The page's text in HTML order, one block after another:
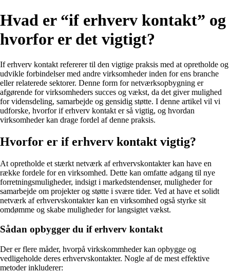
Hvad er “if erhverv kontakt” og
hvorfor er det vigtigt?
If erhverv kontakt refererer til den vigtige praksis med at opretholde og
udvikle forbindelser med andre virksomheder inden for ens branche
eller relaterede sektorer. Denne form for netværksopbygning er
afgørende for virksomheders succes og vækst, da det giver mulighed
for vidensdeling, samarbejde og gensidig støtte. I denne artikel vil vi
udforske, hvorfor if erhverv kontakt er så vigtig, og hvordan
virksomheder kan drage fordel af denne praksis.
Hvorfor er if erhverv kontakt vigtig?
At opretholde et stærkt netværk af erhvervskontakter kan have en
række fordele for en virksomhed. Dette kan omfatte adgang til nye
forretningsmuligheder, indsigt i markedstendenser, muligheder for
samarbejde om projekter og støtte i svære tider. Ved at have et solidt
netværk af erhvervskontakter kan en virksomhed også styrke sit
omdømme og skabe muligheder for langsigtet vækst.
Sådan opbygger du if erhverv kontakt
Der er flere måder, hvorpå virkskommheder kan opbygge og
vedligeholde deres erhvervskontakter. Nogle af de mest effektive
metoder inkluderer: